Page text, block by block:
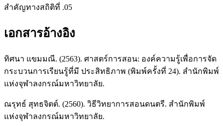
สำคัญทางสถิติที่ .05
เอกสารอ้างอิง
ทิศนา แขมมณี. (2563). ศาสตร์การสอน: องค์ความรู้เพื่อการจัด
กระบวนการเรียนรู้ที่มี ประสิทธิภาพ (พิมพ์ครั้งที่ 24). สํานักพิมพ์
แห่งจุฬาลงกรณ์มหาวิทยาลัย.
ณรุทธ์ สุทธจิตต์. (2560). วิธีวิทยาการสอนดนตรี. สำนักพิมพ์
แห่งจุฬาลงกรณ์มหาวิทยาลัย.